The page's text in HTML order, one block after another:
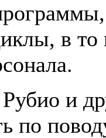
в то
и
по